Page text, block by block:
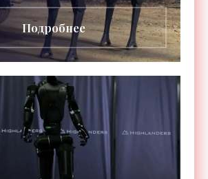
на работу в зонах
Подробнее